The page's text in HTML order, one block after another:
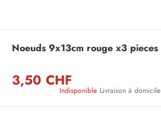
Noeuds 9x13cm rouge x3 pieces
3,50 CHF
Indisponible Livraison à domicile